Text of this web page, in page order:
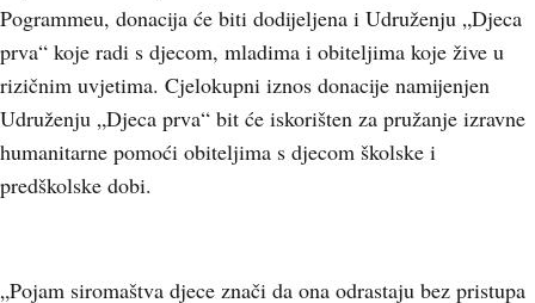
Pogrammeu, donacija će biti dodijeljena i Udruženju „Djeca
prva“ koje radi s djecom, mladima i obiteljima koje žive u
rizičnim uvjetima. Cjelokupni iznos donacije namijenjen
Udruženju „Djeca prva“ bit će iskorišten za pružanje izravne
humanitarne pomoći obiteljima s djecom školske i
predškolske dobi.
„Pojam siromaštva djece znači da ona odrastaju bez pristupa